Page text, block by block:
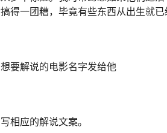
第一人称解说，。我叫树，今年 30